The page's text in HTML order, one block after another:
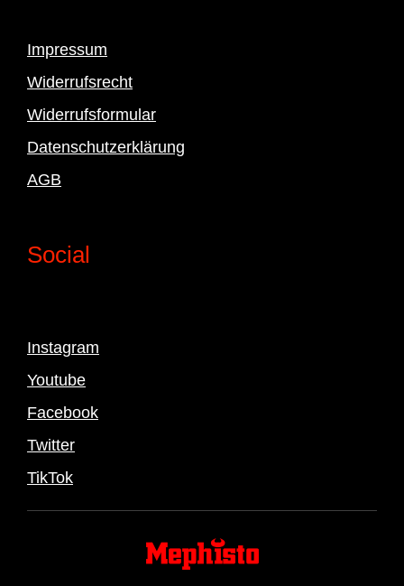
Impressum
Widerrufsrecht
Widerrufsformular
Datenschutzerklärung
AGB
Social
Instagram
Youtube
Facebook
Twitter
TikTok